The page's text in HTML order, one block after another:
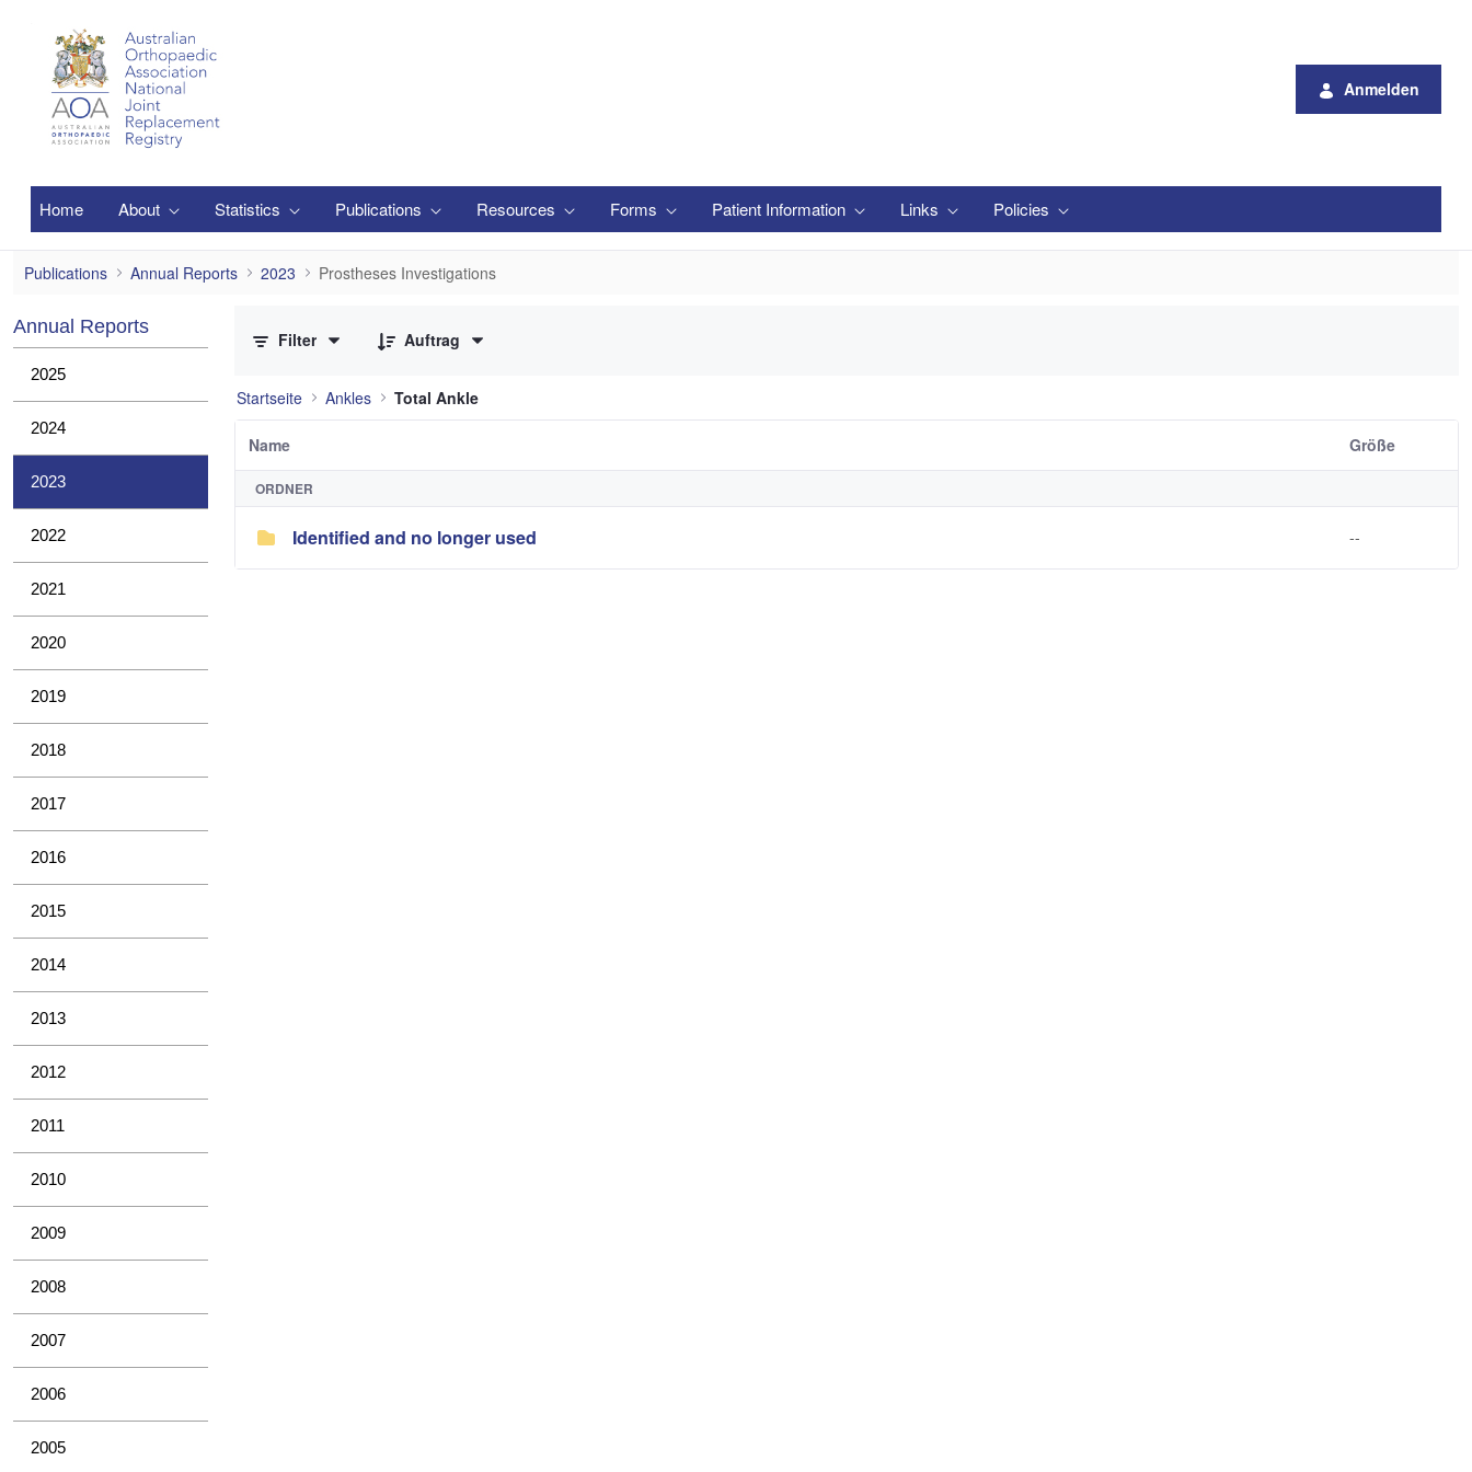
Anmelden
Home About Statistics Publications Resources Forms Patient Information Links Policies
Prostheses Investigations
Publications Annual Reports 2023 Prostheses Investigations
Annual Reports
2025
2024
2023
2022
2021
2020
2019
2018
2017
2016
2015
2014
2013
2012
2011
2010
2009
2008
2007
2006
2005
Filter
Auftrag
Startseite Ankles Total Ankle
Name Größe
ORDNER
Identified and no longer used --